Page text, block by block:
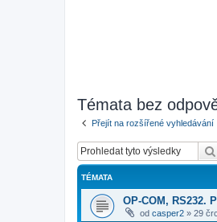
Témata bez
Přejít na rozšířené vyhledávání
TÉMATA
OP-COM, RS232.
od casper2 » 29